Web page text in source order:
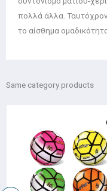
πολλά άλλα.
το αίσθημα
Same category products